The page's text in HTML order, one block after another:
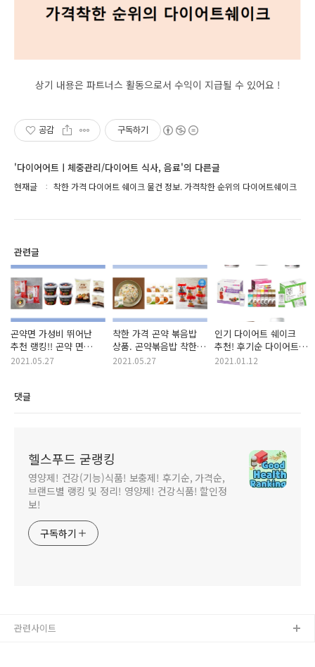
상기 내용은 파트너스 활동으로서 수익이 지급될 수 있어요 !
공감 구독하기
'다이어어트ㅣ체중관리/다이어트 식사, 음료'의 다른글
현재글 착한 가격 다이어트 쉐이크 물건 정보. 가격착한 순위의 다이어트쉐이크
관련글
곤약면 가성비 뛰어난
추천 랭킹!! 곤약 면
가격착한 순위! (최후의
면 곤약)
2021.05.27
착한 가격 곤약 볶음밥
상품. 곤약볶음밥 착한
가격 제품 모음집!
2021.05.27
인기 다이어트 쉐이크
추천! 후기순 다이어트
쉐이크 랭킹 소개!
2021.01.12
댓글
헬스푸드 굳랭킹
영양제! 건강(기능)식품! 보충제! 후기순, 가격순,
브랜드별 랭킹 및 정리! 영양제! 건강식품! 할인정
보!
구독하기
관련사이트